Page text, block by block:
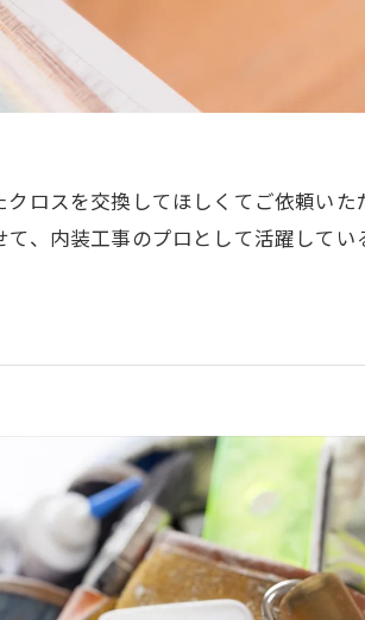
ロスを交換してほしくてご依頼いた
、内装工事のプロとして活躍してい